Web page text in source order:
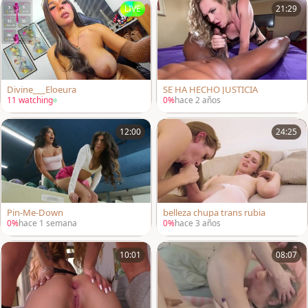
LIVE
Divine___Eloeura
11 watching
21:29
SE HA HECHO JUSTICIA
0%hace 2 años
12:00
Pin-Me-Down
0%hace 1 semana
24:25
belleza chupa trans rubia
0%hace 3 años
10:01 08:07